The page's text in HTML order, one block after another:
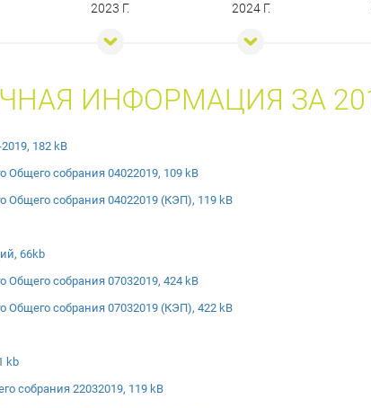
2023 Г. 2024 Г.
ИНФОРМАЦИЯ ЗА
182 kB
собрания 04022019, 109 kB
Общего собрания 04022019 (КЭП), 119 kB
66kb
собрания 07032019, 424 kB
Общего собрания 07032019 (КЭП), 422 kB
kb
собрания 22032019, 119 kB